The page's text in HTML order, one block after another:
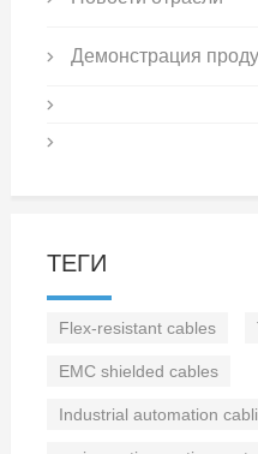
Демонстрация
ТЕГИ
Flex-resistant cables
EMC shielded cables
Industrial automation